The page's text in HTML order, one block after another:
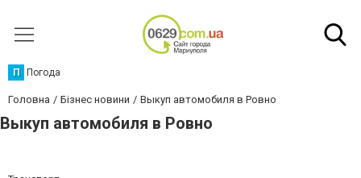
П Погода
Головна Бізнес новини Выкуп автомобиля в Ровно
Выкуп автомобиля в Ровно